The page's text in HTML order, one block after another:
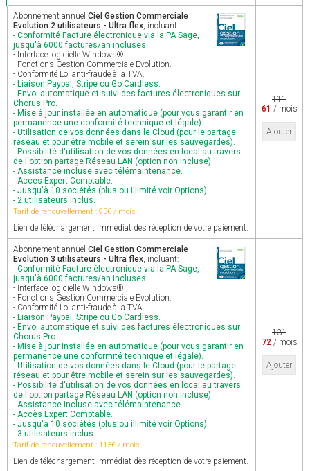
Abonnement annuel Ciel Gestion Commerciale
Evolution 2 utilisateurs - Ultra flex, incluant:
- Conformité Facture électronique via la PA Sage,
jusqu'à 6000 factures/an incluses.
- Interface logicielle Windows®.
- Fonctions Gestion Commerciale Evolution.
- Conformité Loi anti-fraude à la TVA.
- Liaison Paypal, Stripe ou Go Cardless.
- Envoi automatique et suivi des factures électroniques sur
Chorus Pro.
- Mise à jour installée en automatique (pour vous garantir en
permanence une conformité technique et légale).
- Utilisation de vos données dans le Cloud (pour le partage
réseau et pour être mobile et serein sur les sauvegardes).
- Possibilité d'utilisation de vos données en local au travers
de l'option partage Réseau LAN (option non incluse).
- Assistance incluse avec télémaintenance.
- Accès Expert Comptable.
- Jusqu'à 10 sociétés (plus ou illimité voir Options).
- 2 utilisateurs inclus.
Tarif de renouvellement : 93€ / mois
Lien de téléchargement immédiat dès réception de votre paiement.
111
61 / mois
Ajouter
Abonnement annuel Ciel Gestion Commerciale
Evolution 3 utilisateurs - Ultra flex, incluant:
- Conformité Facture électronique via la PA Sage,
jusqu'à 6000 factures/an incluses.
- Interface logicielle Windows®.
- Fonctions Gestion Commerciale Evolution.
- Conformité Loi anti-fraude à la TVA.
- Liaison Paypal, Stripe ou Go Cardless.
- Envoi automatique et suivi des factures électroniques sur
Chorus Pro.
- Mise à jour installée en automatique (pour vous garantir en
permanence une conformité technique et légale).
- Utilisation de vos données dans le Cloud (pour le partage
réseau et pour être mobile et serein sur les sauvegardes).
- Possibilité d'utilisation de vos données en local au travers
de l'option partage Réseau LAN (option non incluse).
- Assistance incluse avec télémaintenance.
- Accès Expert Comptable.
- Jusqu'à 10 sociétés (plus ou illimité voir Options).
- 3 utilisateurs inclus.
Tarif de renouvellement : 113€ / mois
Lien de téléchargement immédiat dès réception de votre paiement.
131
72/ mois
Ajouter